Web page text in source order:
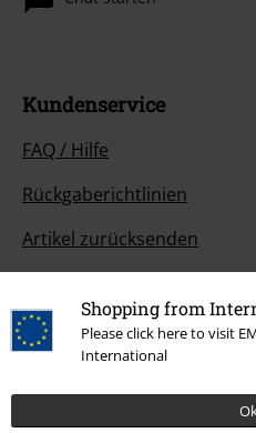
Shopping from
Please click here to visit
International
Kundenservice
FAQ / Hilfe
Rückgaberichtlinien
Artikel zurücksenden
BSC Mitgliedschaft